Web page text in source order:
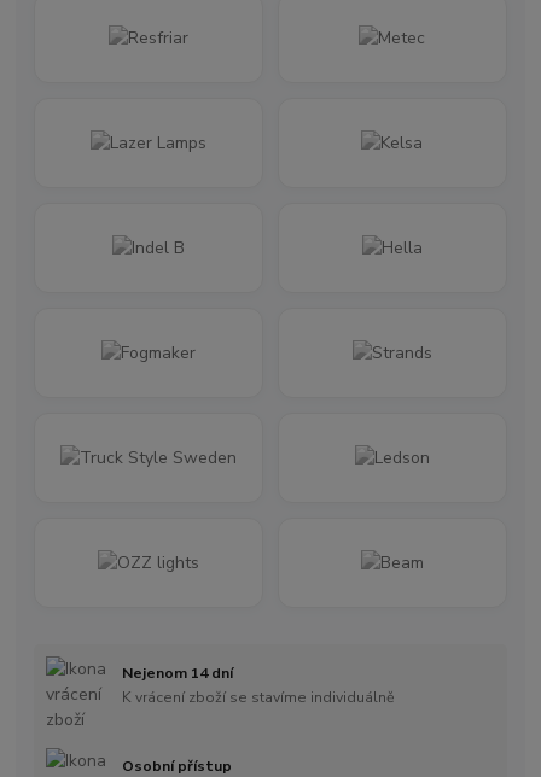
Nejenom 14 dní
K vrácení zboží se stavíme individuálně
Osobní přístup